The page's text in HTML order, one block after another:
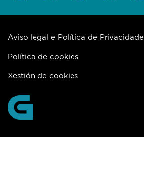
Aviso legal e Política de Privacidade
Política de cookies
Xestión de cookies